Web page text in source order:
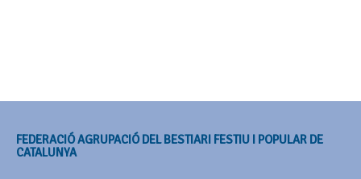
FEDERACIÓ AGRUPACIÓ DEL BESTIARI FESTIU I POPULAR DE
CATALUNYA